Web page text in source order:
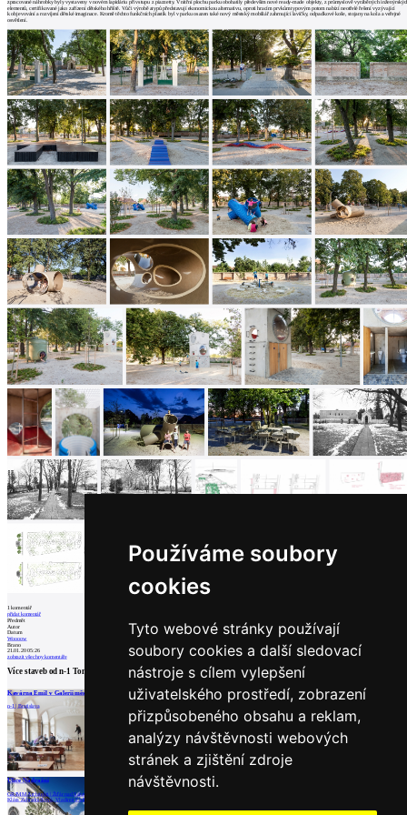
Používáme soubory
cookies
Tyto webové stránky používají
soubory cookies a další sledovací
nástroje s cílem vylepšení
uživatelského prostředí, zobrazení
přizpůsobeného obsahu a reklam,
analýzy návštěvnosti webových
stránek a zjištění zdroje
návštěvnosti.
zpracované náhrobky byly vystaveny v novém lapidáriu při vstupu z piazzetty. Vnitřní plochu parku obohatily především nové ready-made objekty, z průmyslově vyráběných
elementů, certifikované jako zařízení dětského hřiště. Vůči výrobě atypů představují ekonomickou alternativu, oproti hracím prvkům typovým potom nabízí neotřelé řešení vyzývající
k objevování a rozvíjení dětské imaginace. Kromě těchto funkčních plastik byl v parku osazen také nový městský mobiliář zahrnující lavičky, odpadkové koše, stojany na kola a veřejné
osvětlení.
1komentář
přidat komentář
Předmět
Autor
Datum
Woooow
Brano
21.01.20 05:26
zobrazit všechny komentáře
Více staveb odn-1 Tomáš Džadoň Klára Zahradníčková
Kavárna Emil v Galerii města Bratislavy
n-1 | Bratislava
Nádražní – Etapa I. pěší zóna Space Is the Place
Ulice Nádražní
GRIMM Architekti | Žďár nad Sázavou
Klára Zahradníčková,Vladimír Fialka
architektů
dodavatelů
Vložit
inzerát
do
burzy
práce
Newsletter
Přihlaste se k odběru našeho pravidelného
týdenního newsletteru:
Fill in „nospam“
© Archiweb, s.r.o. 1997-2026
ISSN: 1801-3902